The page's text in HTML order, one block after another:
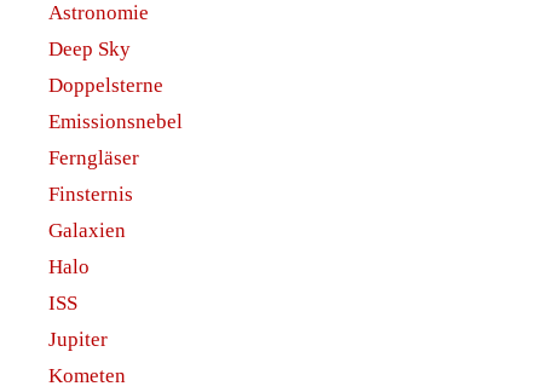
Astronomie
Deep Sky
Doppelsterne
Emissionsnebel
Ferngläser
Finsternis
Galaxien
Halo
ISS
Jupiter
Kometen